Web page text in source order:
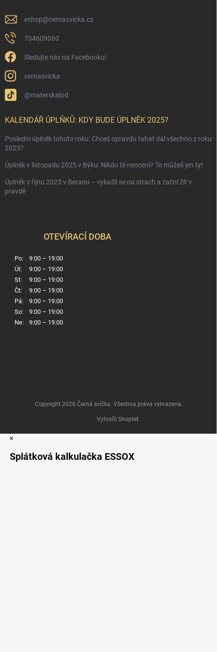
eshop@cernasvicka.cz
704609060
Sledujte nás na Facebooku!
cernasvicka
@materskalod
KALENDÁŘ ÚPLŇKŮ: KDY BUDE ÚPLNĚK 2025?
Poslední úplněk tohoto roku: Chceš opravdu tahat dál všechno z roku
2025?
Úplněk v listopadu 2025 v Býku: Nikdo tě neocení? To můžeš jen ty!
Úplněk v říjnu 2025 v Beranu – vykašli se na strach a začni žít v
pravdě
OTEVÍRACÍ DOBA
Po:
9:00 – 19:00
Út:
9:00 – 19:00
St:
9:00 – 19:00
Čt:
9:00 – 19:00
Pá:
9:00 – 19:00
So:
9:00 – 19:00
Ne:
9:00 – 19:00
Vytvořil Shoptet
Copyright 2026 Černá svíčka. Všechna práva vyhrazena.
×
Splátková kalkulačka ESSOX